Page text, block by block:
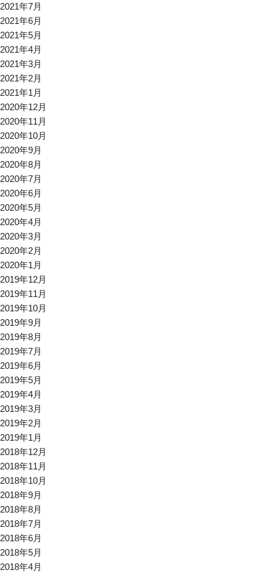
2021年7月
2021年6月
2021年5月
2021年4月
2021年3月
2021年2月
2021年1月
2020年12月
2020年11月
2020年10月
2020年9月
2020年8月
2020年7月
2020年6月
2020年5月
2020年4月
2020年3月
2020年2月
2020年1月
2019年12月
2019年11月
2019年10月
2019年9月
2019年8月
2019年7月
2019年6月
2019年5月
2019年4月
2019年3月
2019年2月
2019年1月
2018年12月
2018年11月
2018年10月
2018年9月
2018年8月
2018年7月
2018年6月
2018年5月
2018年4月